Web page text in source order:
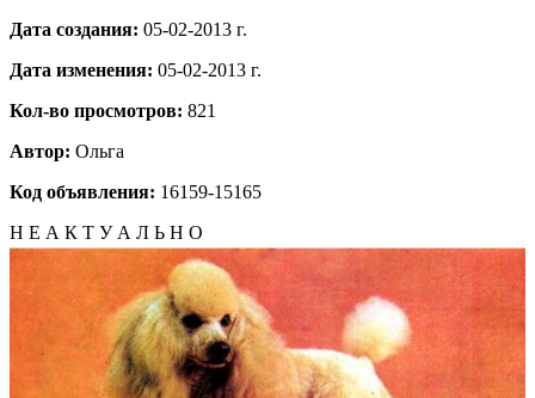
Дата создания: 05-02-2013 г.
Дата изменения: 05-02-2013 г.
Кол-во просмотров: 821
Автор: Ольга
Код объявления: 16159-15165
Н Е А К Т У А Л Ь Н О